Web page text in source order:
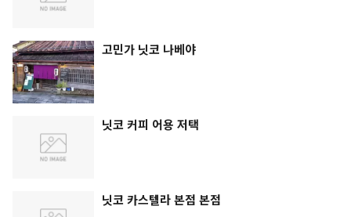
고민가 닛코 나베야
닛코 커피 어용 저택
닛코 카스텔라 본점 본점